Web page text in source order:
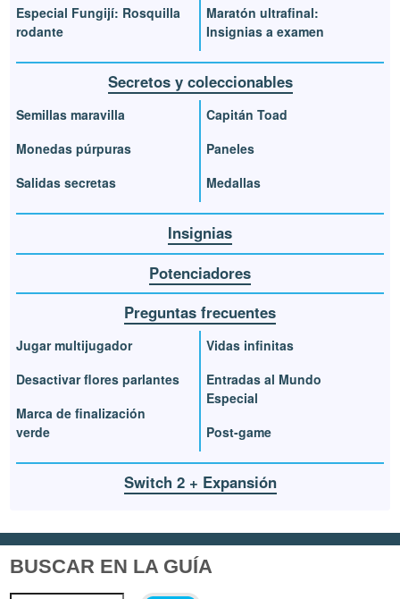
Especial Fungijí: Rosquilla
rodante
Maratón ultrafinal:
Insignias a examen
Secretos y coleccionables
Semillas maravilla
Monedas púrpuras
Salidas secretas
Capitán Toad
Paneles
Medallas
Insignias
Potenciadores
Preguntas frecuentes
Jugar multijugador
Desactivar flores parlantes
Marca de finalización
verde
Vidas infinitas
Entradas al Mundo
Especial
Post-game
Switch 2 + Expansión
BUSCAR EN LA GUÍA